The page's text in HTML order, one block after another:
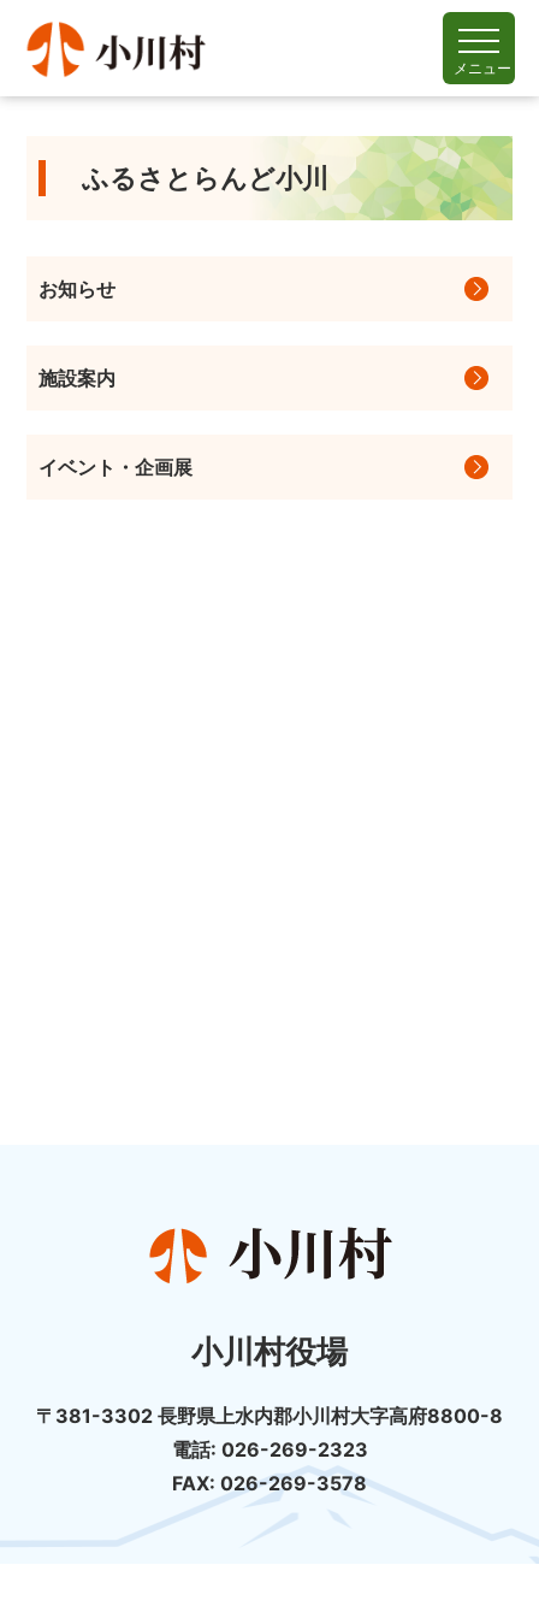
メニュー
ふるさとらんど小川
お知らせ
施設案内
イベント・企画展
小川村役場
〒381-3302 長野県上水内郡小川村大字高府8800-8
電話: 026-269-2323
FAX: 026-269-3578